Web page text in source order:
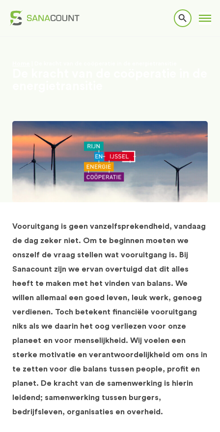
Vooruitgang is geen vanzelfsprekendheid, vandaag
de dag zeker niet. Om te beginnen moeten we
onszelf de vraag stellen wat vooruitgang is. Bij
Sanacount zijn we ervan overtuigd dat dit alles
heeft te maken met het vinden van balans. We
willen allemaal een goed leven, leuk werk, genoeg
verdienen. Toch betekent financiële vooruitgang
niks als we daarin het oog verliezen voor onze
planeet en voor menselijkheid. Wij voelen een
sterke motivatie en verantwoordelijkheid om ons in
te zetten voor die balans tussen people, profit en
planet. De kracht van de samenwerking is hierin
leidend; samenwerking tussen burgers,
bedrijfsleven, organisaties en overheid.